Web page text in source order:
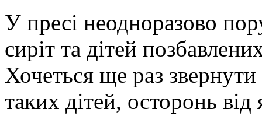
У пресі неодноразово
сиріт та дітей
Хочеться ще раз
таких дітей, осторонь